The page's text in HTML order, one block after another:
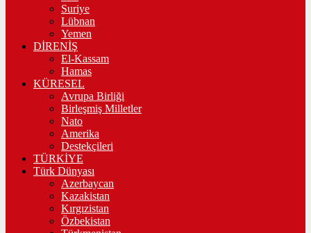
Suriye
Lübnan
Yemen
DİRENİŞ
El-Kassam
Hamas
KÜRESEL
Avrupa Birliği
Birleşmiş Milletler
Nato
Amerika
Destekçileri
TÜRKİYE
Türk Dünyası
Azerbaycan
Kazakistan
Kırgızistan
Özbekistan